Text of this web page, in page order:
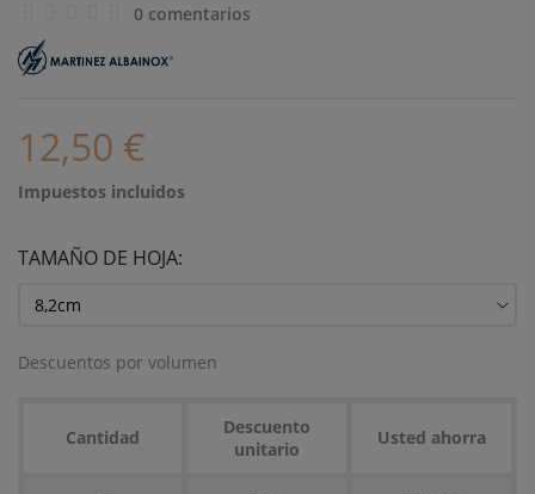
0 comentarios
12,50 €
Impuestos incluidos
TAMAÑO DE HOJA:
Descuentos por volumen
Cantidad
Descuento
unitario
Usted ahorra